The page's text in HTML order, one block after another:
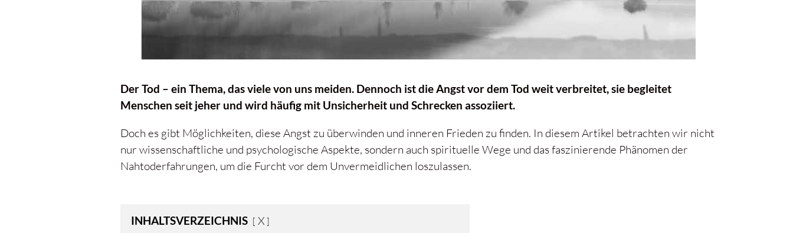
Der Tod – ein Thema, das viele von uns meiden. Dennoch ist die Angst vor dem Tod weit verbreitet, sie begleitet
Menschen seit jeher und wird häufig mit Unsicherheit und Schrecken assoziiert.
Doch es gibt Möglichkeiten, diese Angst zu überwinden und inneren Frieden zu finden. In diesem Artikel betrachten wir nicht
nur wissenschaftliche und psychologische Aspekte, sondern auch spirituelle Wege und das faszinierende Phänomen der
Nahtoderfahrungen, um die Furcht vor dem Unvermeidlichen loszulassen.
INHALTSVERZEICHNIS
X